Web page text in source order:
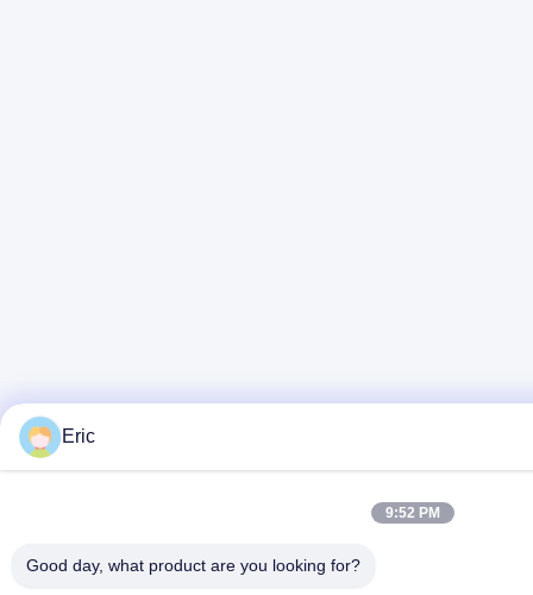
Eric
9:52 PM
Good day, what product are you looking for?